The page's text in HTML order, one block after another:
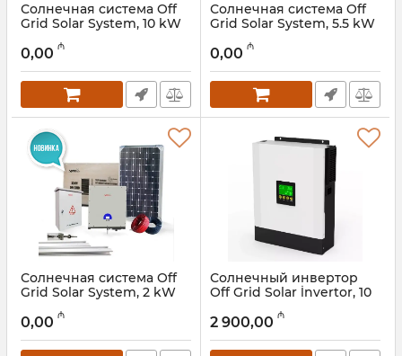
Солнечная система Off
Grid Solar System, 10 kW
Артикул:
0,00 ₼
Солнечная система Off
Grid Solar System, 5.5 kW
Артикул:
0,00 ₼
Солнечная система Off
Grid Solar System, 2 kW
Артикул:
0,00 ₼
Солнечный инвертор
Off Grid Solar İnvertor, 10
Артикул: 015001004
2 900,00 ₼